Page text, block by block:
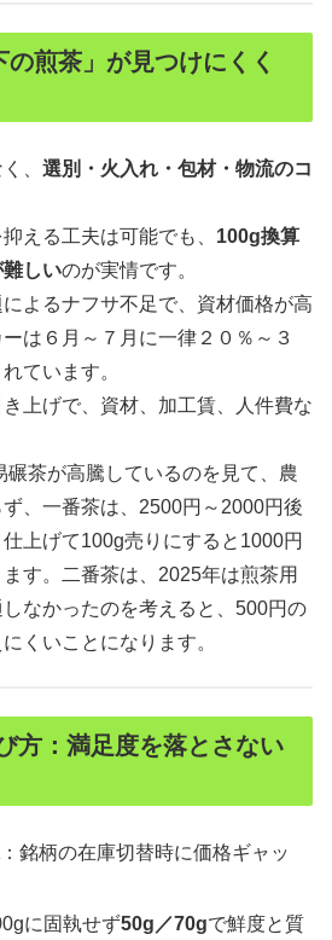
煎茶」が見つけにくく
、 選別・火入れ・包材・物流のコ
える工夫は可能でも、 100g換算
しいのが実情です。
によるナフサ不足で、資材価格が高
は６月～７月に一律２０％～３
ています。
き上げで、資材、加工賃、人件費な
碾茶が高騰しているのを見て、農
、一番茶は、2500円～2000円後
上げて100g売りにすると1000円
す。二番茶は、2025年は煎茶用
なかったのを考えると、500円の
くいことになります。
方：満足度を落とさない
：銘柄の在庫切替時に価格ギャッ
に固執せず50g／70gで鮮度と質